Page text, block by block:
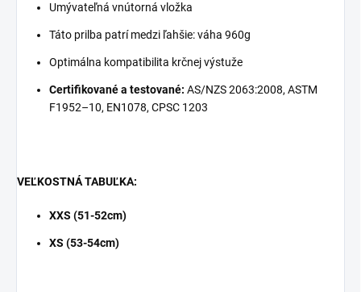
Umývateľná vnútorná vložka
Táto prilba patrí medzi ľahšie: váha 960g
Optimálna kompatibilita krčnej výstuže
Certifikované a testované: AS/NZS 2063:2008, ASTM
F1952–10, EN1078, CPSC 1203
VEĽKOSTNÁ TABUĽKA:
XXS (51-52cm)
XS (53-54cm)